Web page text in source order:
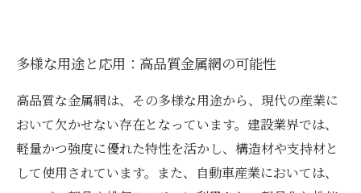
多様な用途と応用：高品質金属網の可能性
高品質な金属網は、その多様な用途から、現代の産業に
おいて欠かせない存在となっています。建設業界では、
軽量かつ強度に優れた特性を活かし、構造材や支持材と
して使用されています。また、自動車産業においては、